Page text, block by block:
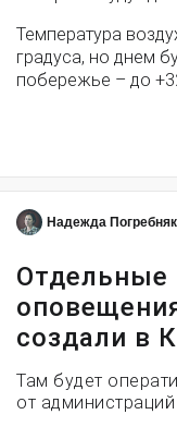
Температура
градуса, но днем
побережье – до
Надежда Погребняк
Отдельные
создали в
Там будет
от